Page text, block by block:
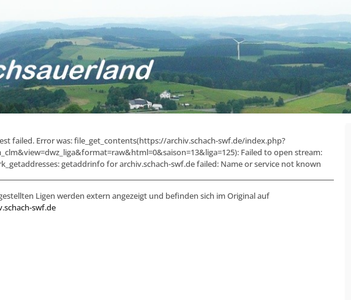
failed. Error was: file_get_contents(https://archiv.schach-swf.de/index.php?
Failed to open stream:
getaddrinfo for archiv.schach-swf.de failed: Name or service not known
Ligen werden extern angezeigt und befinden sich im Original auf
swf.de